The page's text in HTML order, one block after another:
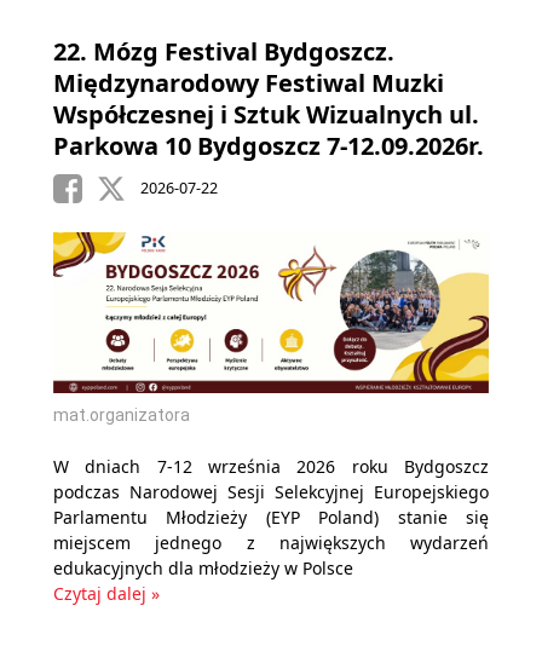
22. Mózg Festival Bydgoszcz.
Międzynarodowy Festiwal Muzki
Współczesnej i Sztuk Wizualnych ul.
Parkowa 10 Bydgoszcz 7-12.09.2026r.
2026-07-22
mat.organizatora
W dniach 7-12 września 2026 roku Bydgoszcz
podczas Narodowej Sesji Selekcyjnej Europejskiego
Parlamentu Młodzieży (EYP Poland) stanie się
miejscem jednego z największych wydarzeń
edukacyjnych dla młodzieży w Polsce
Czytaj dalej »